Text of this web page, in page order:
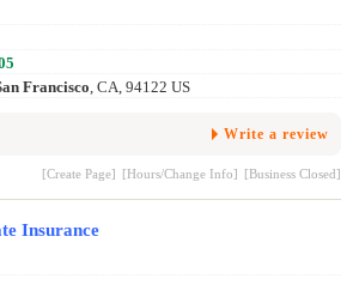
Francisco , CA, 94122 US
Write a review
[Create Page] [Hours/Change Info] [Business Closed]
Insurance